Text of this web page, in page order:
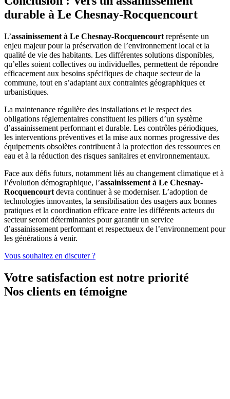
authentique.
privilégier l’infiltration à la parcelle lorsque la nature du sol le
permet. Pour les nouvelles constructions, le PLU impose
dispositifs de rétention comme les citernes ou les noues paysagères
peuvent être exigés pour limiter les rejets au réseau public. Le
raccordement au réseau d’eaux pluviales, lorsqu’il existe, nécessite
une autorisation spécifique. En cas de projet de construction ou de
rénovation, il est recommandé de consulter le service urbanisme de
la mairie pour connaître précisément les prescriptions applicables à
votre parcelle.
durable à Le Chesnay-Rocquencourt
L’assainissement à Le Chesnay-Rocquencourt représente un
enjeu majeur pour la préservation de l’environnement local et la
qualité de vie des habitants. Les différentes solutions disponibles,
qu’elles soient collectives ou individuelles, permettent de répondre
efficacement aux besoins spécifiques de chaque secteur de la
commune, tout en s’adaptant aux contraintes géographiques et
urbanistiques.
La maintenance régulière des installations et le respect des
obligations réglementaires constituent les piliers d’un système
d’assainissement performant et durable. Les contrôles périodiques,
les interventions préventives et la mise aux normes progressive des
équipements obsolètes contribuent à la protection des ressources en
eau et à la réduction des risques sanitaires et environnementaux.
Face aux défis futurs, notamment liés au changement climatique et à
l’évolution démographique, l’assainissement à Le Chesnay-
Rocquencourt devra continuer à se moderniser. L’adoption de
technologies innovantes, la sensibilisation des usagers aux bonnes
pratiques et la coordination efficace entre les différents acteurs du
secteur seront déterminantes pour garantir un service
d’assainissement performant et respectueux de l’environnement pour
les générations à venir.
Vous souhaitez en discuter ?
Votre satisfaction est notre priorité
Nos clients en témoigne